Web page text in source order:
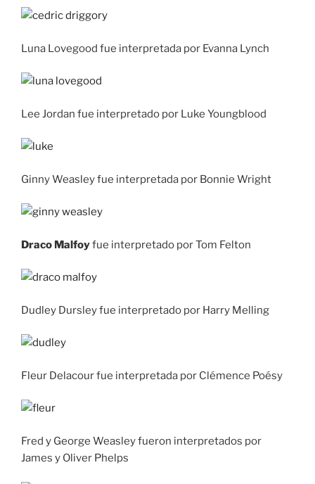
Luna Lovegood fue interpretada por Evanna Lynch
Lee Jordan fue interpretado por Luke Youngblood
Ginny Weasley fue interpretada por Bonnie Wright
Draco Malfoyfue interpretado por Tom Felton
Dudley Dursley fue interpretado por Harry Melling
Fleur Delacour fue interpretada por Clémence Poésy
Fred y George Weasley fueron interpretados por
James y Oliver Phelps